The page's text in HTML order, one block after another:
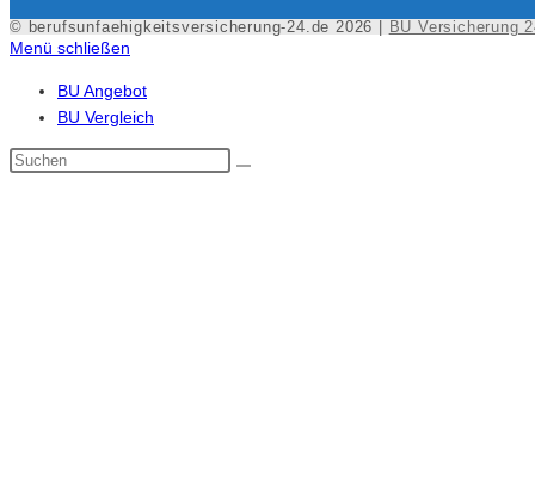
© berufsunfaehigkeitsversicherung-24.de 2026 | BU Versicherung
Menü schließen
BU Angebot
BU Vergleich
Diese